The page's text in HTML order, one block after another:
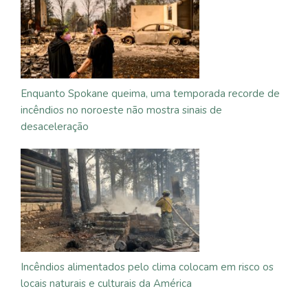
Enquanto Spokane queima, uma temporada recorde de
incêndios no noroeste não mostra sinais de
desaceleração
Incêndios alimentados pelo clima colocam em risco os
locais naturais e culturais da América